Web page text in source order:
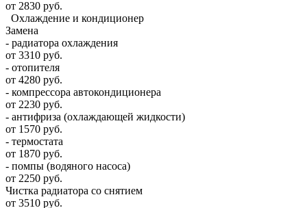
от 2830 руб.
Охлаждение и кондиционер
Замена
- радиатора охлаждения
от 3310 руб.
- отопителя
от 4280 руб.
- компрессора автокондиционера
от 2230 руб.
- антифриза (охлаждающей жидкости)
от 1570 руб.
- термостата
от 1870 руб.
- помпы (водяного насоса)
от 2250 руб.
Чистка радиатора со снятием
от 3510 руб.